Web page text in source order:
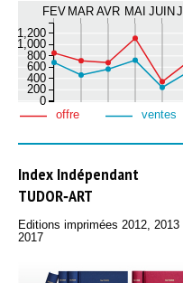
FEV MAR AVR MAI JUIN
0
200
400
600
800
1,000
1,200
offre ventes
Index Indépendant
TUDOR‑ART
Editions imprimées 2012, 2013
2017